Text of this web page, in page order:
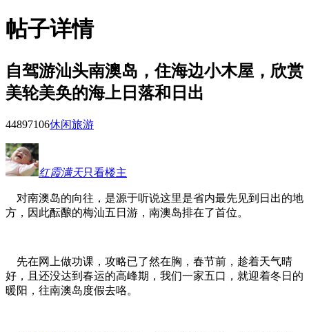
帖子详情
自驾游汕头南澳岛，住海边小木屋，欣赏
美轮美奂的海上日落和日出
44897106休闲旅游
红霞满天只看楼主
对南澳岛的向往，是源于听说这里是省内最先见到日出的地
方，因此酝酿的梅汕五日游，南澳岛排在了首位。
先在网上做功课，攻略已了然在胸，春节前，趁着天气晴
好，且还没达到春运的高峰期，我们一家五口，就迎着冬日的
暖阳，往南澳岛度假去咯。